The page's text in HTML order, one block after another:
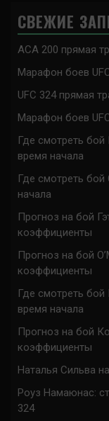
СВЕЖИЕ
ACA 200 прямая
Марафон боев
UFC 324 прямая
Марафон боев
Где смотреть бой
время начала
Где смотреть бой
начала
Прогноз на бой
коэффициенты
Прогноз на бой
коэффициенты
Где смотреть
время начала
Прогноз на бой
коэффициенты
Наталья Сильва
Роуз Намаюнас:
324